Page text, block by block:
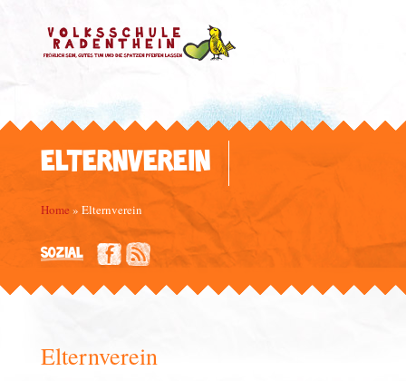
ELTERNVEREIN
Home » Elternverein
SOZIAL
Elternverein